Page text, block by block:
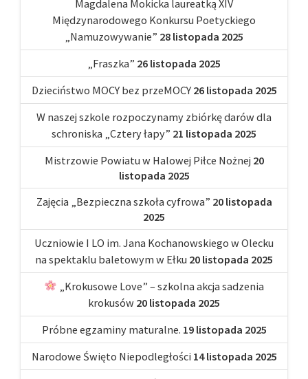
Magdalena Mokicka laureatką XIV
Międzynarodowego Konkursu Poetyckiego
„Namuzowywanie” 28 listopada 2025
„Fraszka” 26 listopada 2025
Dzieciństwo MOCY bez przeMOCY 26 listopada 2025
W naszej szkole rozpoczynamy zbiórkę darów dla
schroniska „Cztery łapy” 21 listopada 2025
Mistrzowie Powiatu w Halowej Piłce Nożnej 20
listopada 2025
Zajęcia „Bezpieczna szkoła cyfrowa” 20 listopada
2025
Uczniowie I LO im. Jana Kochanowskiego w Olecku
na spektaklu baletowym w Ełku 20 listopada 2025
„Krokusowe Love” – szkolna akcja sadzenia
krokusów 20 listopada 2025
Próbne egzaminy maturalne. 19 listopada 2025
Narodowe Święto Niepodległości 14 listopada 2025